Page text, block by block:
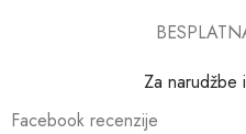
Za narudžbe
Facebook recenzije